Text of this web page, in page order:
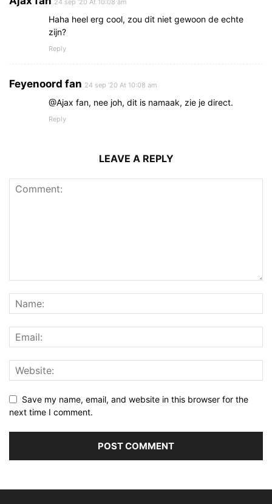
24 sep ’20 At 10:08 am
Haha heel erg cool, zou dit niet gewoon de echte
zijn?
Reply
Feyenoord fan 24 sep ’20 At 10:08 am
@Ajax fan, nee joh, dit is namaak, zie je direct.
Reply
LEAVE A REPLY
Save my name, email, and website in this browser for the
next time I comment.